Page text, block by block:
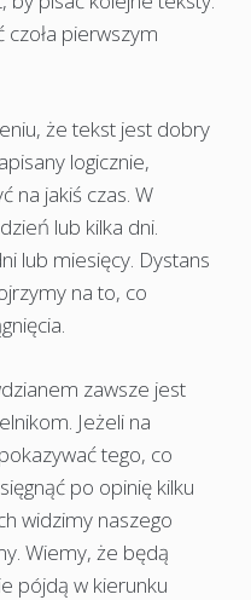
pierwszym
że tekst jest dobry
logicznie,
na jakiś czas. W
lub kilka dni.
lub miesięcy. Dystans
na to, co
zawsze jest
Jeżeli na
tego, co
po opinię kilku
widzimy naszego
Wiemy, że będą
pójdą w kierunku